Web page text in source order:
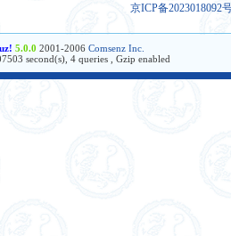
京ICP备2023018092
5.0.0 2001-2006 Comsenz Inc.
second(s), 4 queries , Gzip enabled